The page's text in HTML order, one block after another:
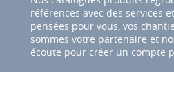
références avec des services
pensées pour vous, vos
sommes votre partenaire et
écoute pour créer un compte